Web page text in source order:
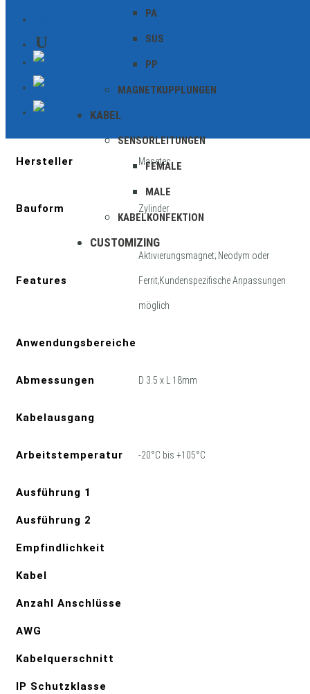
PA
SUS
PP
MAGNETKUPPLUNGEN
KABEL
SENSORLEITUNGEN
FEMALE
MALE
KABELKONFEKTION
CUSTOMIZING
Zusätzliche Informationen
Hersteller Masetec
Bauform Zylinder
Features
Aktivierungsmagnet; Neodym oder
Ferrit;Kundenspezifische Anpassungen
möglich
Anwendungsbereiche
Abmessungen D 3.5 x L 18mm
Kabelausgang
Arbeitstemperatur -20°C bis +105°C
Ausführung 1
Ausführung 2
Empfindlichkeit
Kabel
Anzahl Anschlüsse
AWG
Kabelquerschnitt
IP Schutzklasse